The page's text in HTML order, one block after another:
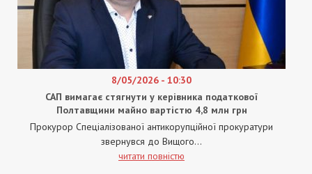
8/05/2026 - 10:30
САП вимагає стягнути у керівника податкової
Полтавщини майно вартістю 4,8 млн грн
Прокурор Спеціалізованої антикорупційної прокуратури
звернувся до Вищого...
читати повністю